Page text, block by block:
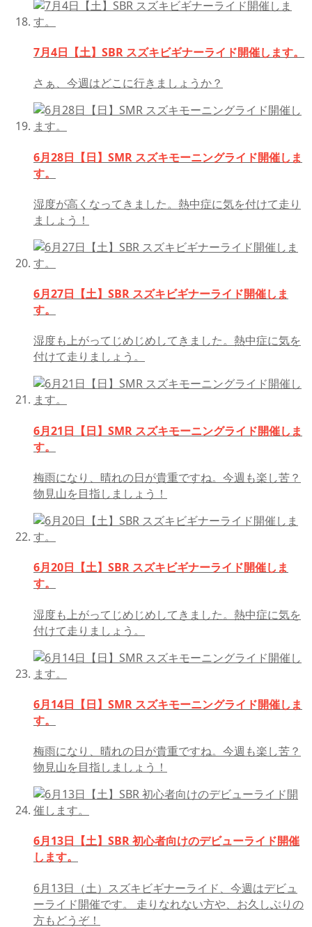
7月4日【土】SBR スズキビギナーライド開催します。
さぁ、今週はどこに行きましょうか？
6月28日【日】SMR スズキモーニングライド開催しま
す。
湿度が高くなってきました。熱中症に気を付けて走り
ましょう！
6月27日【土】SBR スズキビギナーライド開催しま
す。
湿度も上がってじめじめしてきました。熱中症に気を
付けて走りましょう。
6月21日【日】SMR スズキモーニングライド開催しま
す。
梅雨になり、晴れの日が貴重ですね。今週も楽し苦？
物見山を目指しましょう！
6月20日【土】SBR スズキビギナーライド開催しま
す。
湿度も上がってじめじめしてきました。熱中症に気を
付けて走りましょう。
6月14日【日】SMR スズキモーニングライド開催しま
す。
梅雨になり、晴れの日が貴重ですね。今週も楽し苦？
物見山を目指しましょう！
6月13日【土】SBR 初心者向けのデビューライド開催
します。
6月13日（土）スズキビギナーライド、今週はデビュ
ーライド開催です。 走りなれない方や、お久しぶりの
方もどうぞ！